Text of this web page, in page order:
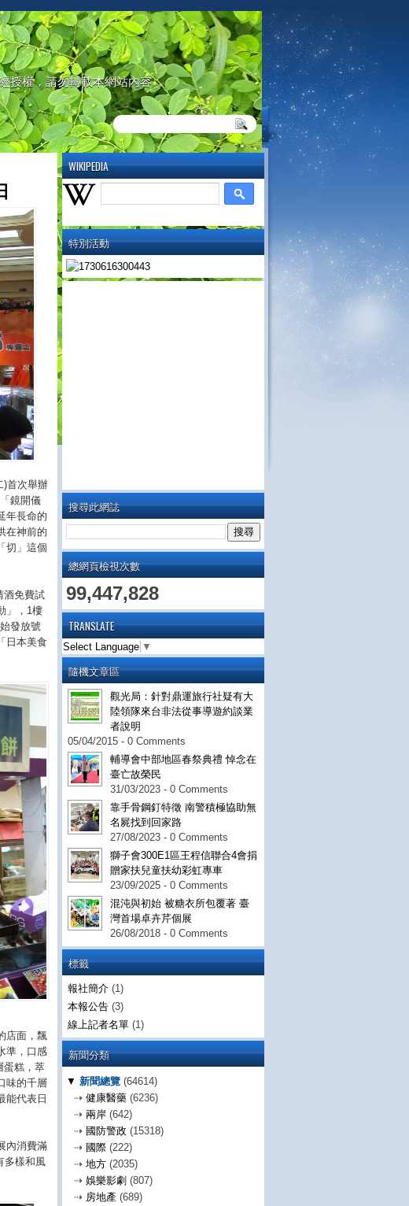
授權，請勿轉載本網站內容
WIKIPEDIA
特別活動
搜尋此網誌
總網頁檢視次數
99,447,828
TRANSLATE
Select Language ▼
隨機文章區
觀光局：針對鼎運旅行社疑有大
陸領隊來台非法從事導遊約談業
者說明
05/04/2015 - 0 Comments
輔導會中部地區春祭典禮 悼念在
臺亡故榮民
31/03/2023 - 0 Comments
靠手骨鋼釘特徵 南警積極協助無
名屍找到回家路
27/08/2023 - 0 Comments
獅子會300E1區王程信聯合4會捐
贈家扶兒童扶幼彩虹專車
23/09/2025 - 0 Comments
混沌與初始 被糖衣所包覆著 臺
灣首場卓卉芹個展
26/08/2018 - 0 Comments
標籤
報社簡介 (1)
本報公告 (3)
線上記者名單 (1)
新聞分類
▼ 新聞總覽 (64614)
⇢ 健康醫藥 (6236)
⇢ 兩岸 (642)
⇢ 國防警政 (15318)
⇢ 國際 (222)
⇢ 地方 (2035)
⇢ 娛樂影劇 (807)
⇢ 房地產 (689)
)首次舉辦
鏡開儀
年長命的
在神前的
切」這個
酒免費試
」，1樓
發放號
日本美食
店面，飄
準，口感
蛋糕，萃
味的千層
能代表日
內消費滿
多樣和風